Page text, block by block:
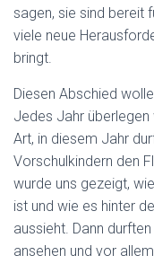
sagen, sie sind bereit
viele neue
bringt.
Diesen Abschied
Jedes Jahr überlegen
Art, in diesem Jahr
Vorschulkindern den
wurde uns gezeigt,
ist und wie es hinter
aussieht. Dann
ansehen und vor